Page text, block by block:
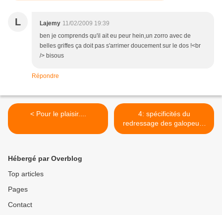
L Lajemy 11/02/2009 19:39
ben je comprends qu'il ait eu peur hein,un zorro avec de
belles griffes ça doit pas s'arrimer doucement sur le dos !<br
/> bisous
Répondre
< Pour le plaisir....
4: spécificités du
redressage des galopeurs
réformés des courses >
Hébergé par Overblog
Top articles
Pages
Contact